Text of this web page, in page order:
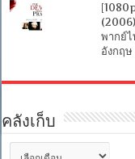
พากย์
อังกฤ
คลังเก็บ